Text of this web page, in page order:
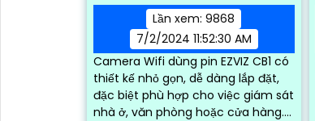
Lần xem: 9868
7/2/2024 11:52:30 AM
Camera Wifi dùng pin EZVIZ CB1 có
thiết kế nhỏ gọn, dễ dàng lắp đặt,
đặc biệt phù hợp cho việc giám sát
nhà ở, văn phòng hoặc cửa hàng.